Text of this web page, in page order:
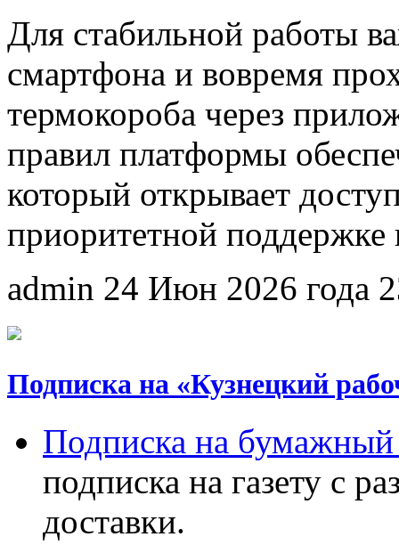
Для стабильной работы
смартфона и вовремя
термокороба через
правил платформы
который открывает
приоритетной поддержке
admin 24 Июн 2026 года
Подписка на «Кузнецкий
Подписка на бумажный
подписка на газету с
доставки.